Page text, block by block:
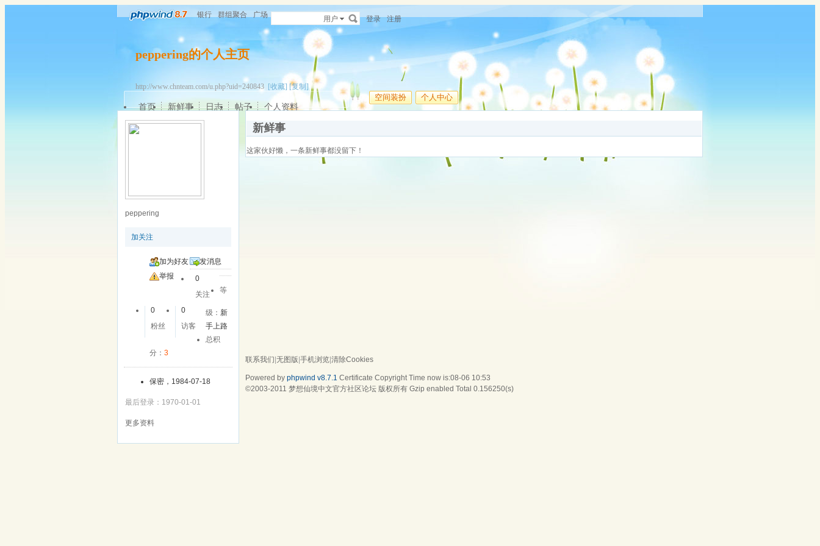
银行 群组聚合 广场 用户 登录 注册
peppering的个人主页
http://www.chnteam.com/u.php?uid=240843 [收藏] [复制]
空间装扮 个人中心
首页 新鲜事 日志 帖子 个人资料
peppering
加关注
加为好友
发消息
举报
0
关注
0
粉丝
0
访客
等
级：新
手上路
总积
分： 3
保密，1984-07-18
最后登录：1970-01-01
更多资料
新鲜事
这家伙好懒，一条新鲜事都没留下！
联系我们 无图版 手机浏览 清除Cookies
Powered by phpwind v8.7.1 Certificate Copyright Time now is:08-06 10:53
©2003-2011 梦想仙境中文官方社区论坛 版权所有 Gzip enabled Total 0.156250(s)